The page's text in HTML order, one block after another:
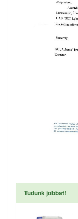
Tudunk jobbat!